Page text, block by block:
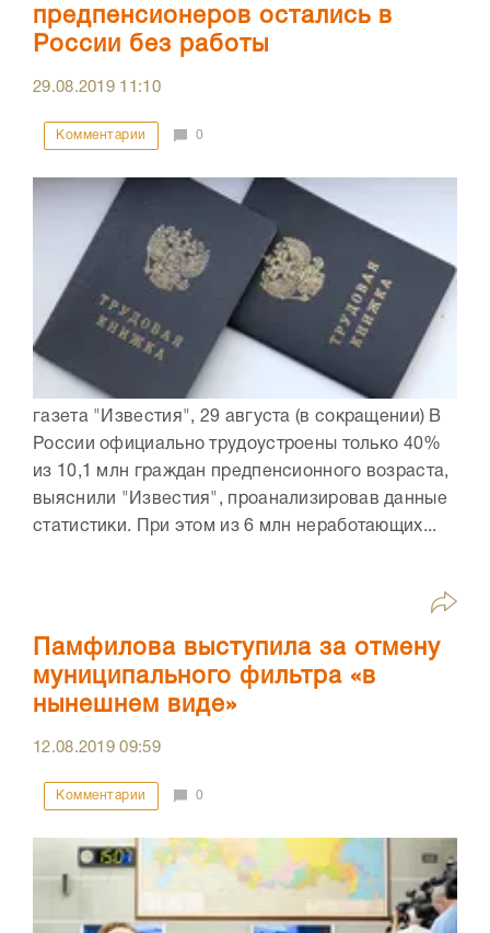
предпенсионеров остались в
России без работы
29.08.2019 11:10
Комментарии 0
газета "Известия", 29 августа (в сокращении) В
России официально трудоустроены только 40%
из 10,1 млн граждан предпенсионного возраста,
выяснили "Известия", проанализировав данные
статистики. При этом из 6 млн неработающих...
Памфилова выступила за отмену
муниципального фильтра «в
нынешнем виде»
12.08.201909:59
Комментарии 0